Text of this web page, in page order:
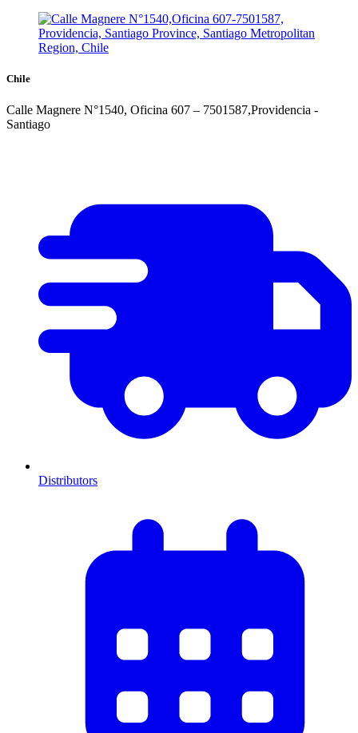
Chile
Calle Magnere N°1540, Oficina 607 – 7501587,Providencia -
Santiago
Distributors